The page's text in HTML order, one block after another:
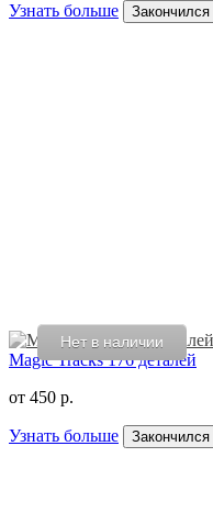
Узнать больше Закончился
Нет в наличии
Magic Tracks 176 деталей
от 450 р.
Узнать больше Закончился